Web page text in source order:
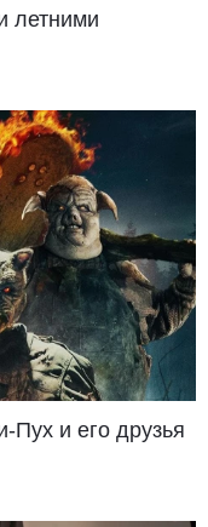
летними
Пух и его друзья